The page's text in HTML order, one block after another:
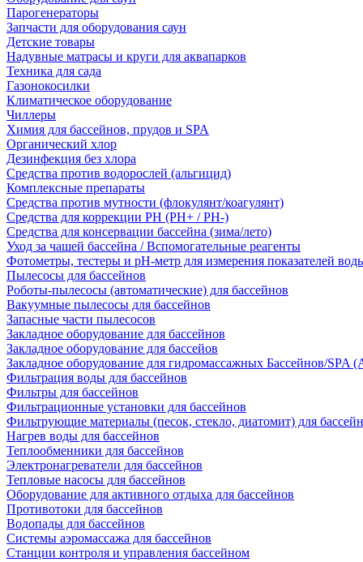
Парогенераторы
Запчасти для оборудования саун
Детские товары
Надувные матрасы и круги для аквапарков
Техника для сада
Газонокосилки
Климатическое оборудование
Чиллеры
Химия для бассейнов, прудов и SPA
Органический хлор
Дезинфекция без хлора
Средства против водорослей (альгицид)
Комплексные препараты
Средства против мутности (флокулянт/коагулянт)
Средства для коррекции PH (PH+ / PH-)
Средства для консервации бассейна (зима/лето)
Уход за чашей бассейна / Вспомогательные реагенты
Фотометры, тестеры и рН-метр для измерения показателей
Пылесосы для бассейнов
Роботы-пылесосы (автоматические) для бассейнов
Вакуумные пылесосы для бассейнов
Запасные части пылесосов
Закладное оборудование для бассейнов
Закладное оборудование для бассейов
Закладное оборудование для гидромассажных Бассейнов/SPA
Фильтрация воды для бассейнов
Фильтры для бассейнов
Фильтрационные установки для бассейнов
Фильтрующие материалы (песок, стекло, диатомит) для
Нагрев воды для бассейнов
Теплообменники для бассейнов
Электронагреватели для бассейнов
Тепловые насосы для бассейнов
Оборудование для активного отдыха для бассейнов
Противотоки для бассейнов
Водопады для бассейнов
Системы аэромассажа для бассейнов
Станции контроля и управления бассейном